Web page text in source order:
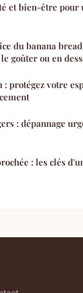
et bien-être
du banana
goûter ou en
protégez votre
: dépannage
: les clés